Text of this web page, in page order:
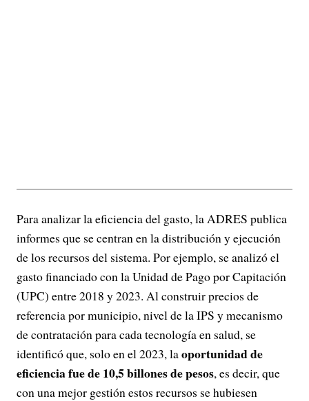
Para analizar la eficiencia del gasto, la ADRES publica
informes que se centran en la distribución y ejecución
de los recursos del sistema. Por ejemplo, se analizó el
gasto financiado con la Unidad de Pago por Capitación
(UPC) entre 2018 y 2023. Al construir precios de
referencia por municipio, nivel de la IPS y mecanismo
de contratación para cada tecnología en salud, se
identificó que, solo en el 2023, laoportunidad de
eficiencia fue de 10,5 billones de pesos, es decir, que
con una mejor gestión estos recursos se hubiesen